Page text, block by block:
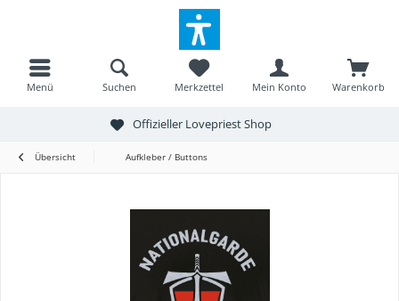
Menü Warenkorb
Merkzettel Mein Konto
Suchen
Offizieller Lovepriest Shop
Übersicht Aufkleber / Buttons